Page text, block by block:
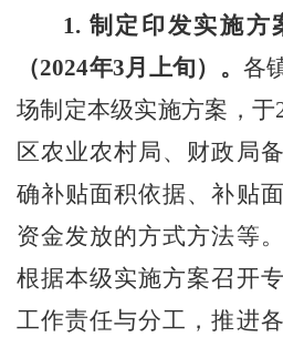
1. 制定印发实施方
（2024年3月 上旬）。各
场制定本级实施方案 ， 于
区农业农村局、财政局备
确补贴面积依据、补贴
资金发放的方式方法等
根据本级实施方案召开
工作责任与分工，推进